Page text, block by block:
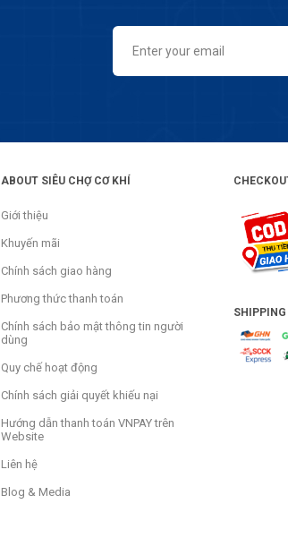
ABOUT SIÊU CHỢ CƠ KHÍ
Giới thiệu
Khuyến mãi
Chính sách giao hàng
Phương thức thanh toán
Chính sách bảo mật thông tin người
dùng
Quy chế hoạt động
Chính sách giải quyết khiếu nại
Hướng dẫn thanh toán VNPAY trên
Website
Liên hệ
Blog & Media